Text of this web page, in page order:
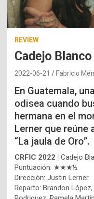
REVIEW
Cadejo
2022-06-21 Fabricio
En Guatemala,
odisea cuando
hermana en el
Lerner que
“La jaula de Oro”.
CRFIC 2022 | Cadejo
Puntuación: ★★★½
Dirección: Justin Lerner
Reparto: Brandon